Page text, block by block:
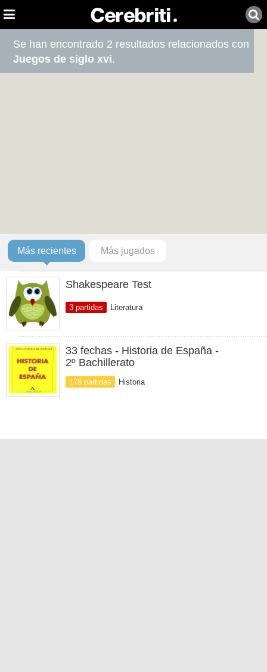
Se han encontrado 2 resultados relacionados con
Juegos de siglo xvi.
Más recientes Más jugados
Shakespeare Test
3 partidas Literatura
33 fechas - Historia de España -
2º Bachillerato
178 partidas Historia